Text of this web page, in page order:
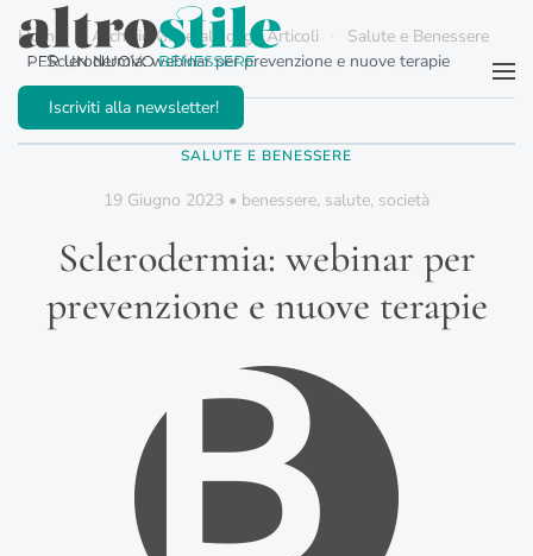
Passa al contenuto principale
Iscriviti alla newsletter!
Home Archivio Generale degli Articoli
Salute e Benessere
Sclerodermia: webinar per prevenzione e nuove terapie
SALUTE E BENESSERE
19 Giugno 2023 • benessere, salute, società
Sclerodermia: webinar per
prevenzione e nuove terapie